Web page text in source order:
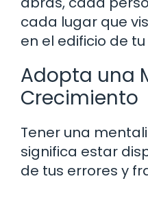
cada lugar que
en el edificio de tu
Adopta una
Crecimiento
Tener una
significa estar
de tus errores y